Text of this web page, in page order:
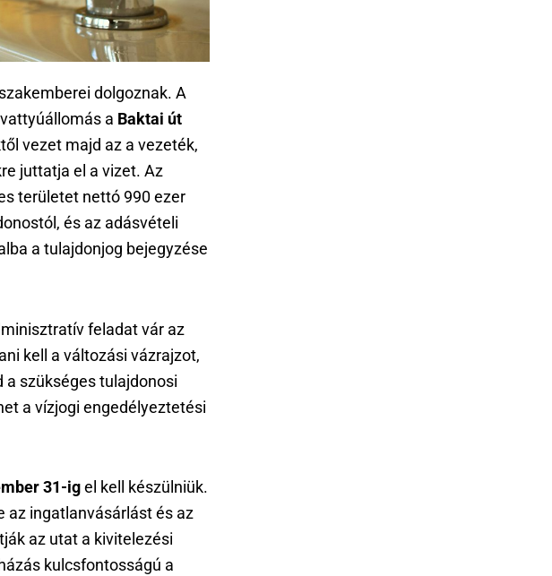
szakemberei dolgoznak. A
a Baktai út
vezet majd az a vezeték,
juttatja el a vizet. Az
területet nettó 990 ezer
és az adásvételi
a tulajdonjog bejegyzése
feladat vár az
kell a változási vázrajzot,
szükséges tulajdonosi
a vízjogi engedélyeztetési
31-igel kell készülniük.
az ingatlanvásárlást és az
az utat a kivitelezési
kulcsfontosságú a